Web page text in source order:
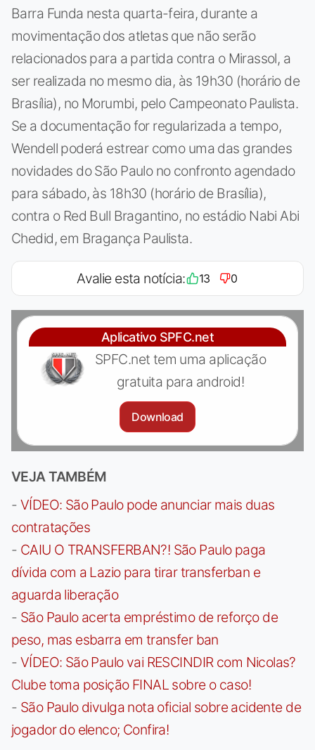
Barra Funda nesta quarta-feira, durante a
movimentação dos atletas que não serão
relacionados para a partida contra o Mirassol, a
ser realizada no mesmo dia, às 19h30 (horário de
Brasília), no Morumbi, pelo Campeonato Paulista.
Se a documentação for regularizada a tempo,
Wendell poderá estrear como uma das grandes
novidades do São Paulo no confronto agendado
para sábado, às 18h30 (horário de Brasília),
contra o Red Bull Bragantino, no estádio Nabi Abi
Chedid, em Bragança Paulista.
Avalie esta notícia: 13 0
Aplicativo SPFC.net
SPFC.net tem uma aplicação
gratuita para android!
Download
VEJA TAMBÉM
- VÍDEO: São Paulo pode anunciar mais duas
contratações
- CAIU O TRANSFERBAN?! São Paulo paga
dívida com a Lazio para tirar transferban e
aguarda liberação
- São Paulo acerta empréstimo de reforço de
peso, mas esbarra em transfer ban
- VÍDEO: São Paulo vai RESCINDIR com Nicolas?
Clube toma posição FINAL sobre o caso!
- São Paulo divulga nota oficial sobre acidente de
jogador do elenco; Confira!